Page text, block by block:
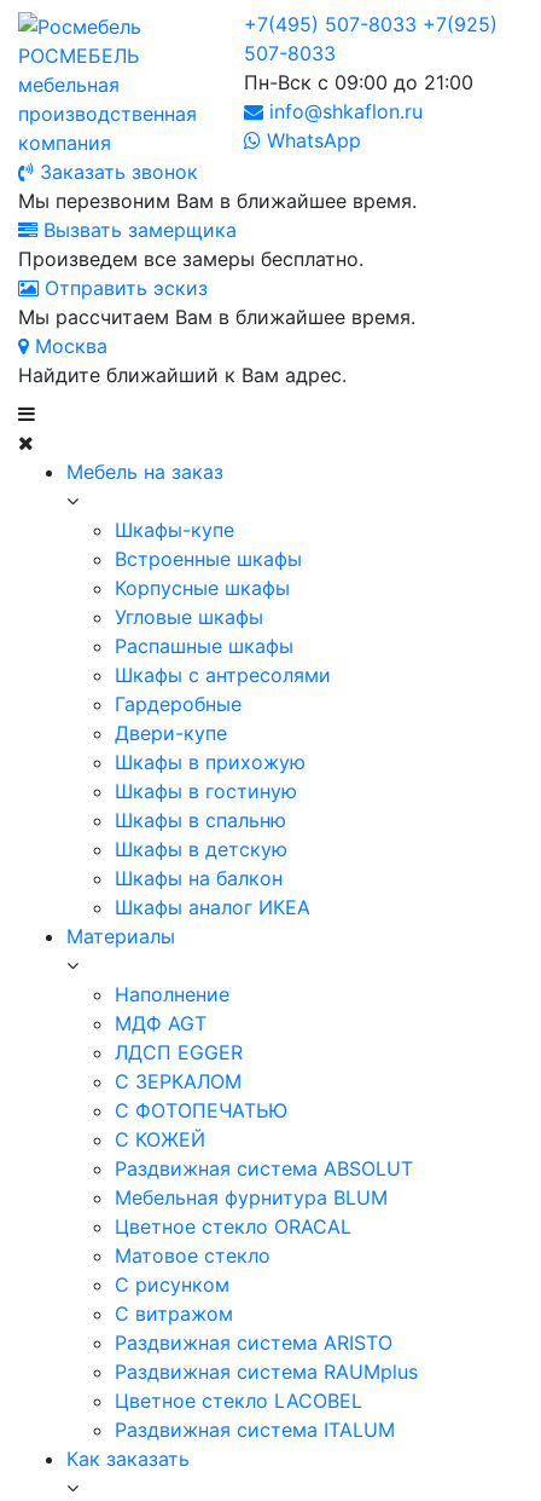
РОСМЕБЕЛЬ
мебельная
производственная
компания
+7(495) 507-8033 +7(925)
507-8033
Пн-Вск с 09:00 до 21:00
info@shkaflon.ru
WhatsApp
Заказать звонок
Мы перезвоним Вам в ближайшее время.
Вызвать замерщика
Произведем все замеры бесплатно.
Отправить эскиз
Мы рассчитаем Вам в ближайшее время.
Москва
Найдите ближайший к Вам адрес.
Мебель на заказ
Шкафы-купе
Встроенные шкафы
Корпусные шкафы
Угловые шкафы
Распашные шкафы
Шкафы с антресолями
Гардеробные
Двери-купе
Шкафы в прихожую
Шкафы в гостиную
Шкафы в спальню
Шкафы в детскую
Шкафы на балкон
Шкафы аналог ИКЕА
Материалы
Наполнение
МДФ AGT
ЛДСП EGGER
С ЗЕРКАЛОМ
С ФОТОПЕЧАТЬЮ
С КОЖЕЙ
Раздвижная система ABSOLUT
Мебельная фурнитура BLUM
Цветное стекло ORACAL
Матовое стекло
C рисунком
C витражом
Раздвижная система ARISTO
Раздвижная система RAUMplus
Цветное стекло LACOBEL
Раздвижная система ITALUM
Как заказать